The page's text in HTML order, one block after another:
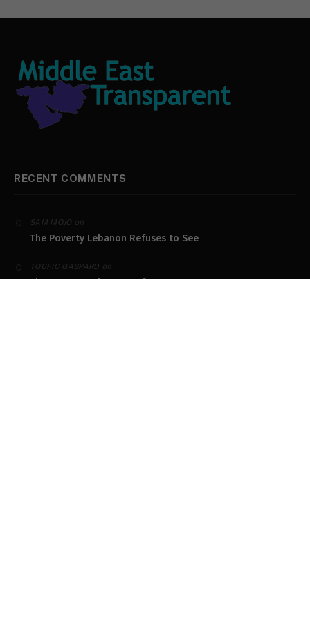
RECENT COMMENTS
SAM MOJO on
The Poverty Lebanon Refuses to See
TOUFIC GASPARD on
The Poverty Lebanon Refuses to See